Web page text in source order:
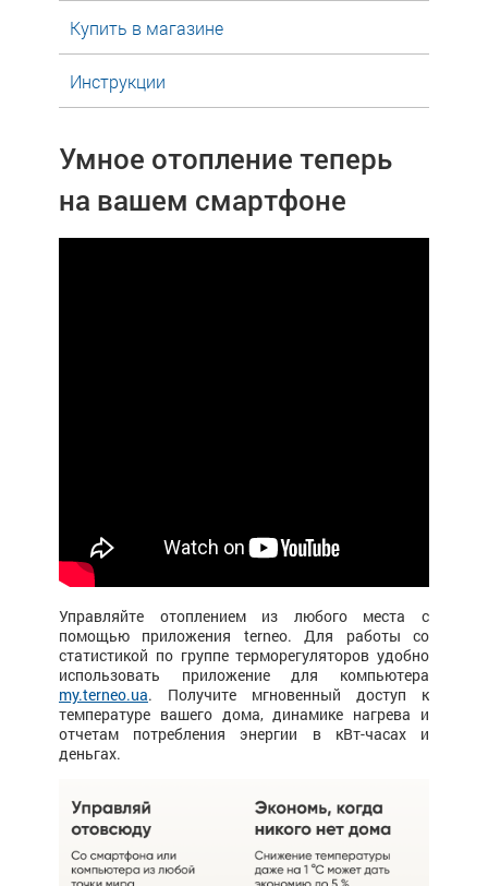
Купить в магазине
Инструкции
Умное отопление теперь
на вашем смартфоне
Управляйте отоплением из любого места с
помощью приложения terneo. Для работы со
статистикой по группе терморегуляторов удобно
использовать приложение для компьютера
my.terneo.ua. Получите мгновенный доступ к
температуре вашего дома, динамике нагрева и
отчетам потребления энергии в кВт-часах и
деньгах.